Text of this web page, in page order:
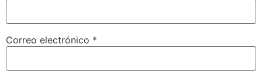
Correo electrónico *